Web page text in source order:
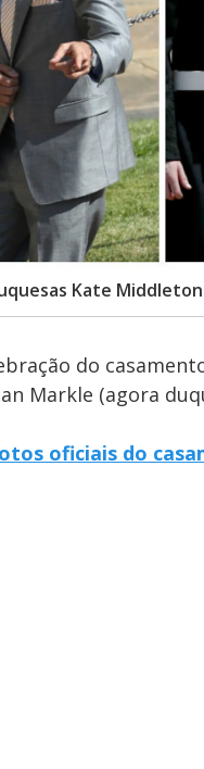
Kate
do
Markle (agora
oficiais do